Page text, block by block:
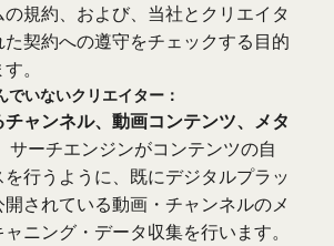
規約、および、当社とクリエイタ
契約への遵守をチェックする目的
。
でいないクリエイター：
ャンネル、動画コンテンツ、メタ
サーチエンジンがコンテンツの自
行うように、既にデジタルプラッ
開されている動画・チャンネルのメ
ニング・データ収集を行います。